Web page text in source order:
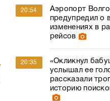
20:54
Аэропорт
предупредил о
изменениях в
рейсов
20:35
«Окликнул
услышал ее
рассказали
историю